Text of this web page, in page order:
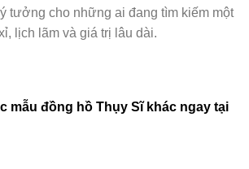
tưởng cho những ai đang tìm kiếm một
lịch lãm và giá trị lâu dài.
mẫu đồng hồ Thụy Sĩkhác ngay tại